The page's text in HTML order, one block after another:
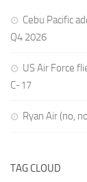
Cebu Pacific
Q4 2026
US Air Force
C-17
Ryan Air (no,
TAG CLOUD